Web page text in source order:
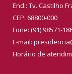
End.: Tv. Castilho
CEP: 68800-000
Fone: (91) 98571-
E-mail:
Horário de